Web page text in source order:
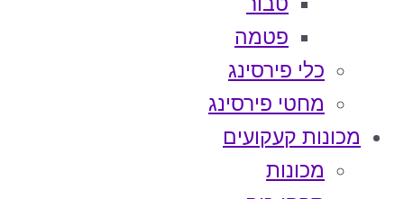
פטמה
כלי פירסינג
מחטי פירסינג
מכונות קעקועים
מכונות